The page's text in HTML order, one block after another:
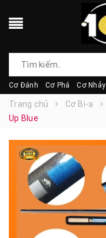
Cơ Đánh Cơ Phá Cơ Nhảy
Trang chủ Cơ Bi-a
Up Blue